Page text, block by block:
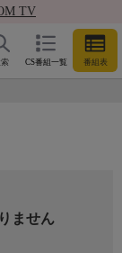
TV
CS番組一覧 番組表
ません